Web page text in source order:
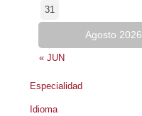
Agosto 2026
31
« JUN
Especialidad
Idioma